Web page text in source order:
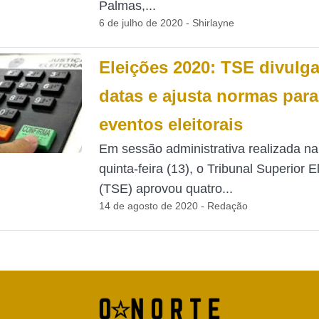
Palmas,...
6 de julho de 2020 - Shirlayne
Eleições 2020: TSE
datas e ajusta normas para
eventos eleitorais
Em sessão administrativa realizada
quinta-feira (13), o Tribunal Superior
(TSE) aprovou quatro...
14 de agosto de 2020 - Redação